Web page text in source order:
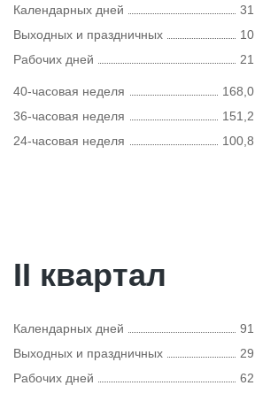
Календарных дней
31
Выходных и праздничных
10
Рабочих дней
21
40-часовая неделя
168,0
36-часовая неделя
151,2
24-часовая неделя
100,8
II квартал
Календарных дней
91
Выходных и праздничных
29
Рабочих дней
62